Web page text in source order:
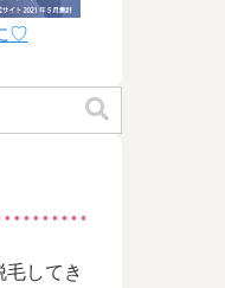
♡
毛してき